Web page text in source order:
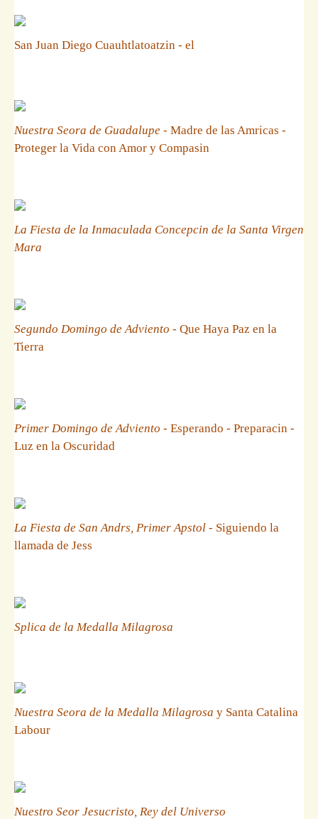
San Juan Diego Cuauhtlatoatzin - el
Nuestra Seora de Guadalupe - Madre de las Amricas -
Proteger la Vida con Amor y Compasin
La Fiesta de la Inmaculada Concepcin de la Santa Virgen
Mara
Segundo Domingo de Adviento - Que Haya Paz en la
Tierra
Primer Domingo de Adviento - Esperando - Preparacin -
Luz en la Oscuridad
La Fiesta de San Andrs, Primer Apstol - Siguiendo la
llamada de Jess
Splica de la Medalla Milagrosa
Nuestra Seora de la Medalla Milagrosa y Santa Catalina
Labour
Nuestro Seor Jesucristo, Rey del Universo